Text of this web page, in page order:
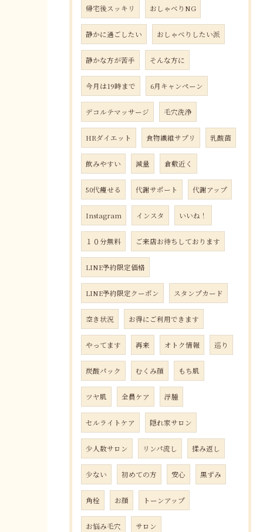
帰宅後スッキリ おしゃべりNG
静かに過ごしたい おしゃべりしたい派
静かな方が苦手 そんな方に
今月は19時まで 6月キャンペーン
デコルテマッサージ 毛穴洗浄
HRダイエット 食物繊維サプリ 乳酸菌
飲みやすい 減量 倉敷近く
50代痩せる 代謝サポート 代謝アップ
Instagram インスタ いいね！
１０分無料 ご来店お待ちしております
LINE予約限定価格
LINE予約限定クーポン スタンプカード
空き状況 お得にご利用できます
やってます 再来 オトク情報 巡り
炭酸パック むくみ顔 もち肌
ツヤ肌 全員ケア 浮腫
セルライトケア 隠れ家サロン
少人数サロン リンパ流し 揉み返し
少ない 初めての方 安心 黒ずみ
角栓 お顔 トーンアップ
お悩み毛穴 サロン